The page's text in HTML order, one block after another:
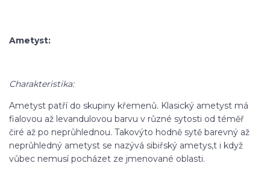
Ametyst:
Charakteristika:
Ametyst patří do skupiny křemenů. Klasický ametyst má
fialovou až levandulovou barvu v různé sytosti od téměř
čiré až po neprůhlednou. Takovýto hodně sytě barevný až
neprůhledný ametyst se nazývá sibiřský ametys,t i když
vůbec nemusí pocházet ze jmenované oblasti.